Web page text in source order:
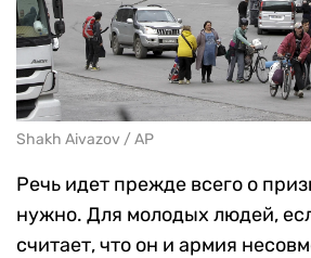
Shakh Aivazov / AP
Речь идет прежде всего о
нужно. Для молодых людей,
считает, что он и армия